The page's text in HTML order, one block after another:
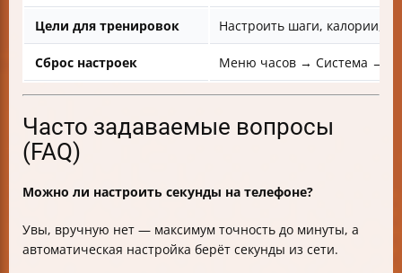
Цели для тренировок Настроить шаги, калории,
Сброс настроек Меню часов → Система →
Часто задаваемые вопросы
(FAQ)
Можно ли настроить секунды на телефоне?
Увы, вручную нет — максимум точность до минуты, а
автоматическая настройка берёт секунды из сети.